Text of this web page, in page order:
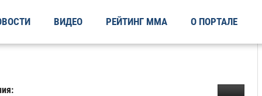
ВИДЕО РЕЙТИНГ ММА О ПОРТАЛЕ